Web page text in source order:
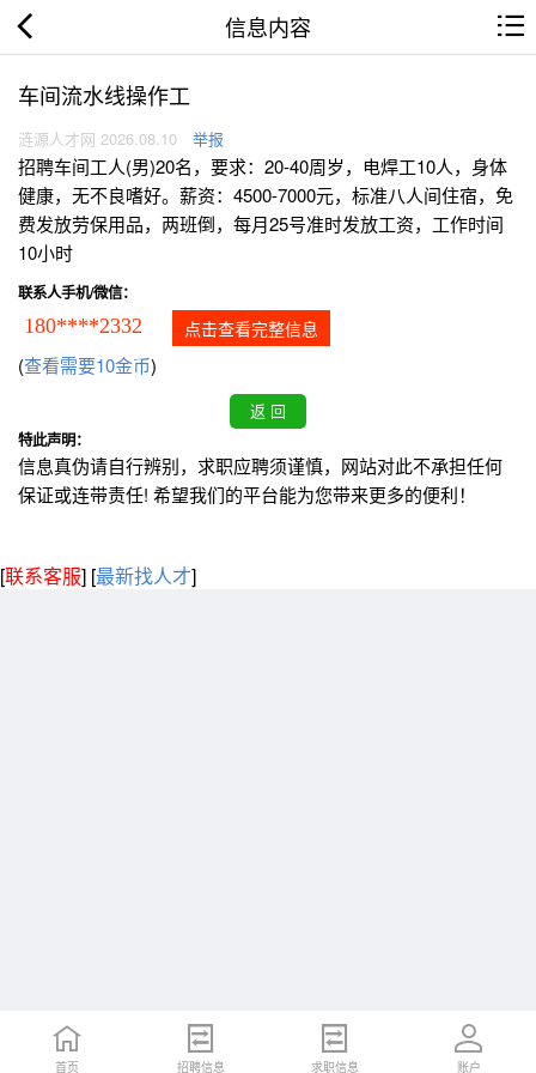
信息内容
车间流水线操作工
涟源人才网 2026.08.10 举报
招聘车间工人(男)20名，要求：20-40周岁，电焊工10人，身体
健康，无不良嗜好。薪资：4500-7000元，标准八人间住宿，免
费发放劳保用品，两班倒，每月25号准时发放工资，工作时间
10小时
联系人手机/微信：
180****2332 点击查看完整信息
(查看需要10金币)
特此声明：
信息真伪请自行辨别，求职应聘须谨慎，网站对此不承担任何
保证或连带责任! 希望我们的平台能为您带来更多的便利！
[联系客服] [最新找人才]
首页 招聘信息 求职信息 账户